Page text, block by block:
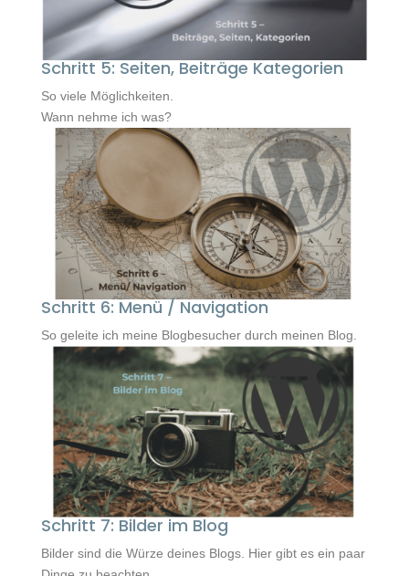
Schritt 5: Seiten, Beiträge Kategorien
So viele Möglichkeiten.
Wann nehme ich was?
Schritt 6: Menü / Navigation
So geleite ich meine Blogbesucher durch meinen Blog.
Schritt 7: Bilder im Blog
Bilder sind die Würze deines Blogs. Hier gibt es ein paar